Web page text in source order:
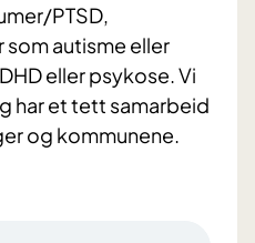
PTSD,
autisme eller
eller psykose. Vi
har et tett samarbeid
og kommunene.